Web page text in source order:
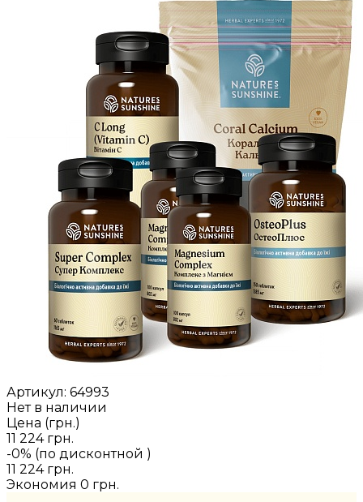
Артикул: 64993
Нет в наличии
Цена (грн.)
11 224 грн.
-0% (по дисконтной )
11 224 грн.
Экономия 0 грн.